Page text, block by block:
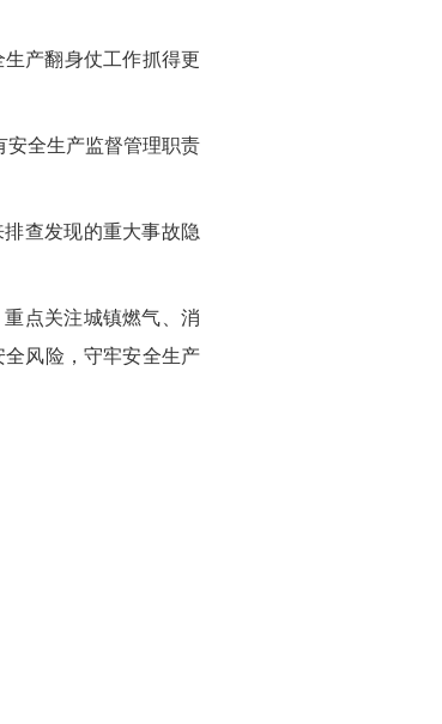
产翻身仗工作抓得更
安全生产监督管理职责
查发现的重大事故隐
点关注城镇燃气、消
风险，守牢安全生产